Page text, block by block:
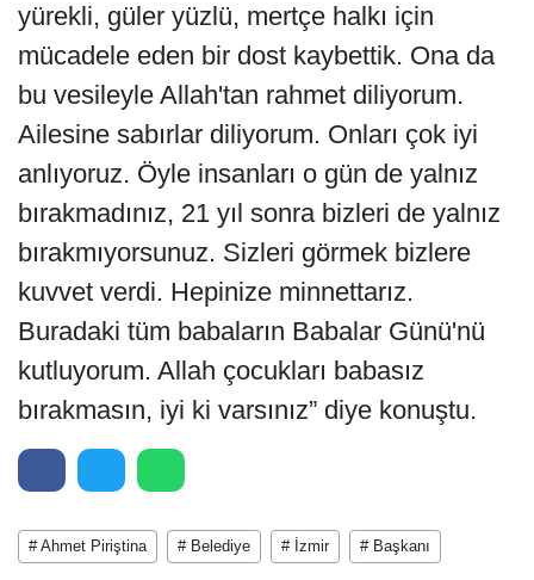
yürekli, güler yüzlü, mertçe halkı için
mücadele eden bir dost kaybettik. Ona da
bu vesileyle Allah'tan rahmet diliyorum.
Ailesine sabırlar diliyorum. Onları çok iyi
anlıyoruz. Öyle insanları o gün de yalnız
bırakmadınız, 21 yıl sonra bizleri de yalnız
bırakmıyorsunuz. Sizleri görmek bizlere
kuvvet verdi. Hepinize minnettarız.
Buradaki tüm babaların Babalar Günü'nü
kutluyorum. Allah çocukları babasız
bırakmasın, iyi ki varsınız” diye konuştu.
# Ahmet Piriştina # Belediye # İzmir # Başkanı